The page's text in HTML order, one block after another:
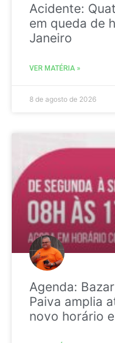
Acidente:
em queda de
Janeiro
VER MATÉRIA »
8 de agosto de 2026
Agenda:
Paiva amplia
novo horário